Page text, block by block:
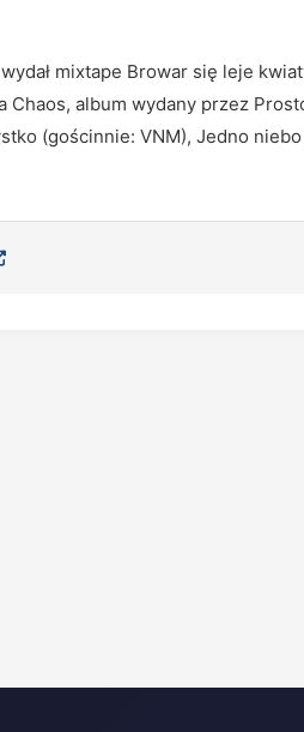
mixtape Browar się leje
album wydany przez
(gościnnie: VNM), Jedno